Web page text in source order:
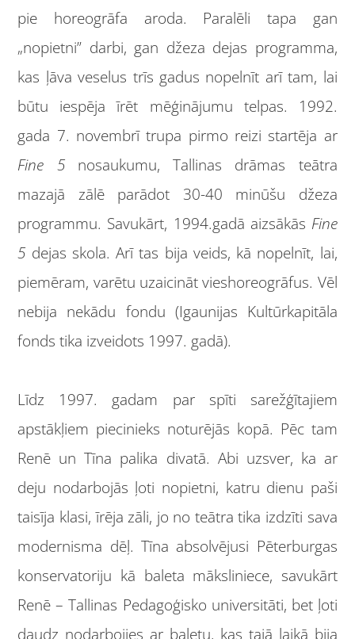
pie horeogrāfa aroda. Paralēli tapa gan
„nopietni” darbi, gan džeza dejas programma,
kas ļāva veselus trīs gadus nopelnīt arī tam, lai
būtu iespēja īrēt mēģinājumu telpas. 1992.
gada 7. novembrī trupa pirmo reizi startēja ar
Fine 5nosaukumu, Tallinas drāmas teātra
mazajā zālē parādot 30-40 minūšu džeza
programmu. Savukārt, 1994.gadā aizsākās Fine
5 dejas skola. Arī tas bija veids, kā nopelnīt, lai,
piemēram, varētu uzaicināt vieshoreogrāfus. Vēl
nebija nekādu fondu (Igaunijas Kultūrkapitāla
fonds tika izveidots 1997. gadā).
Līdz 1997. gadam par spīti sarežģītajiem
apstākļiem piecinieks noturējās kopā. Pēc tam
Renē un Tīna palika divatā. Abi uzsver, ka ar
deju nodarbojās ļoti nopietni, katru dienu paši
taisīja klasi, īrēja zāli, jo no teātra tika izdzīti sava
modernisma dēļ. Tīna absolvējusi Pēterburgas
konservatoriju kā baleta māksliniece, savukārt
Renē – Tallinas Pedagoģisko universitāti, bet ļoti
daudz nodarbojies ar baletu, kas tajā laikā bija